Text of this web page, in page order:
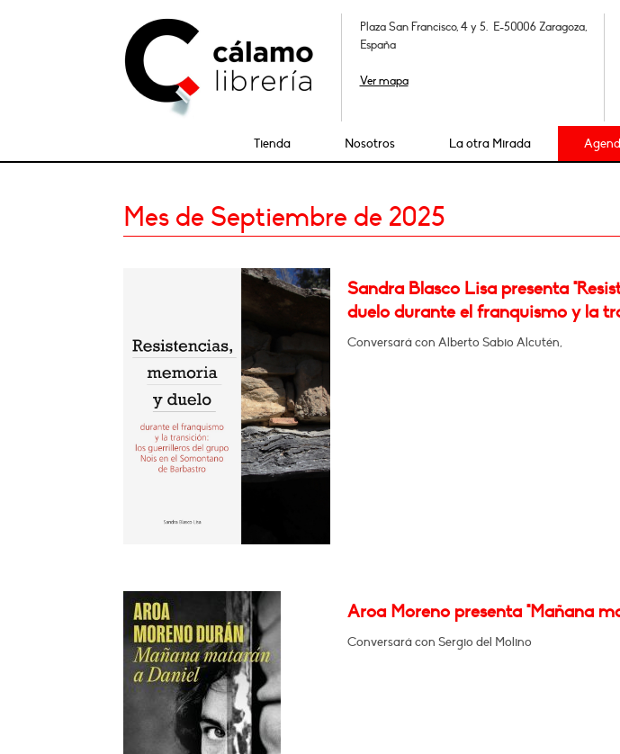
Plaza San Francisco, 4 y 5. E-50006 Zaragoza,
España
Ver mapa
Tienda Nosotros La otra Mirada
Mes de Septiembre de 2025
Sandra Blasco Lisa presenta
duelo durante el franquismo y la
Conversará con Alberto Sabio Alcutén,
Aroa Moreno presenta "Mañana
Conversará con Sergio del Molino